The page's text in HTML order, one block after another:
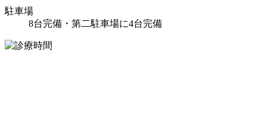
駐車場
8台完備・第二駐車場に4台完備